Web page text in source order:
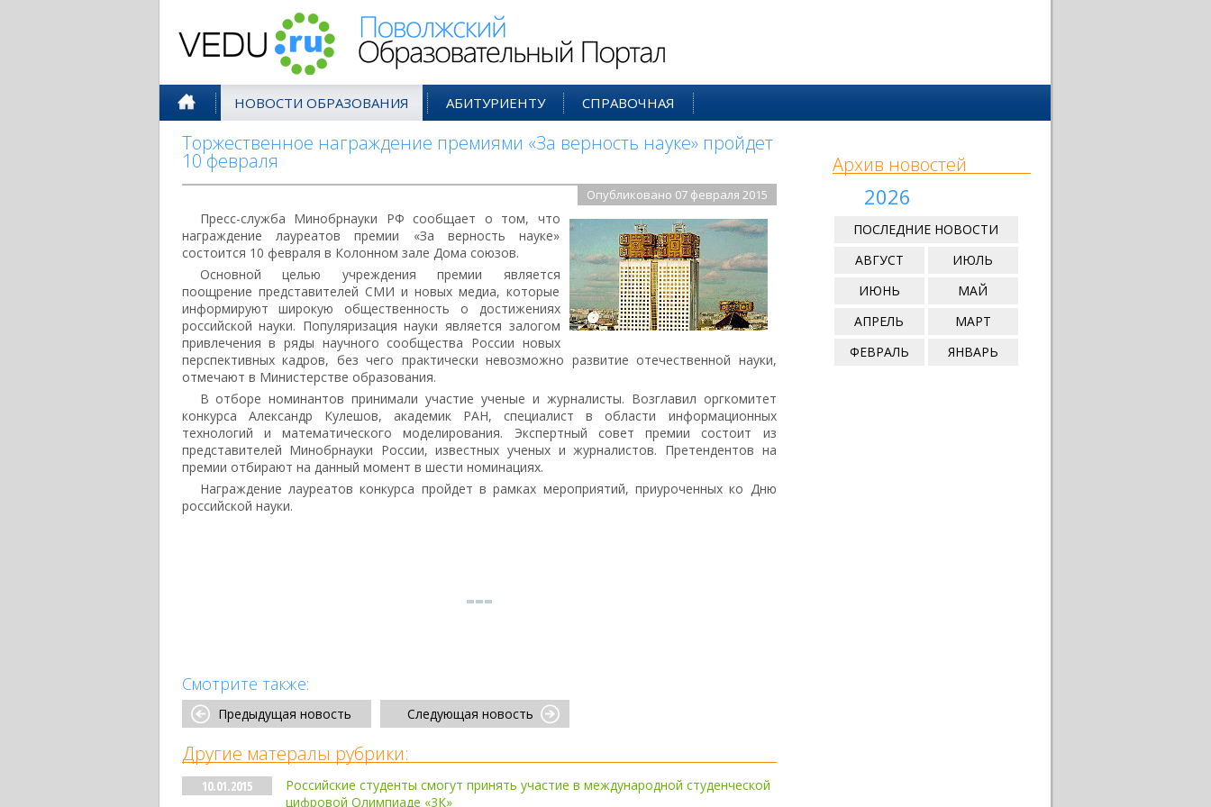
НОВОСТИ ОБРАЗОВАНИЯ АБИТУРИЕНТУ СПРАВОЧНАЯ
Торжественное награждение премиями «За верность науке» пройдет
10 февраля
Опубликовано 07 февраля 2015
Пресс-служба Минобрнауки РФ сообщает о том, что
награждение лауреатов премии «За верность науке»
состоится 10 февраля в Колонном зале Дома союзов.
Основной целью учреждения премии является
поощрение представителей СМИ и новых медиа, которые
информируют широкую общественность о достижениях
российской науки. Популяризация науки является залогом
привлечения в ряды научного сообщества России новых
перспективных кадров, без чего практически невозможно развитие отечественной науки,
отмечают в Министерстве образования.
В отборе номинантов принимали участие ученые и журналисты. Возглавил оргкомитет
конкурса Александр Кулешов, академик РАН, специалист в области информационных
технологий и математического моделирования. Экспертный совет премии состоит из
представителей Минобрнауки России, известных ученых и журналистов. Претендентов на
премии отбирают на данный момент в шести номинациях.
Награждение лауреатов конкурса пройдет в рамках мероприятий, приуроченных ко Дню
российской науки.
Смотрите также:
Предыдущая новость Следующая новость
Другие матералы рубрики:
10.01.2015
Российские студенты смогут принять участие в международной студенческой
цифровой Олимпиаде «3К»
Архив новостей
2026
ПОСЛЕДНИЕ НОВОСТИ
АВГУСТ
ИЮЛЬ
ИЮНЬ
МАЙ
АПРЕЛЬ
МАРТ
ФЕВРАЛЬ
ЯНВАРЬ